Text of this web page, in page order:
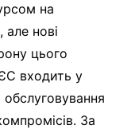
на
але нові
цього
входить у
За